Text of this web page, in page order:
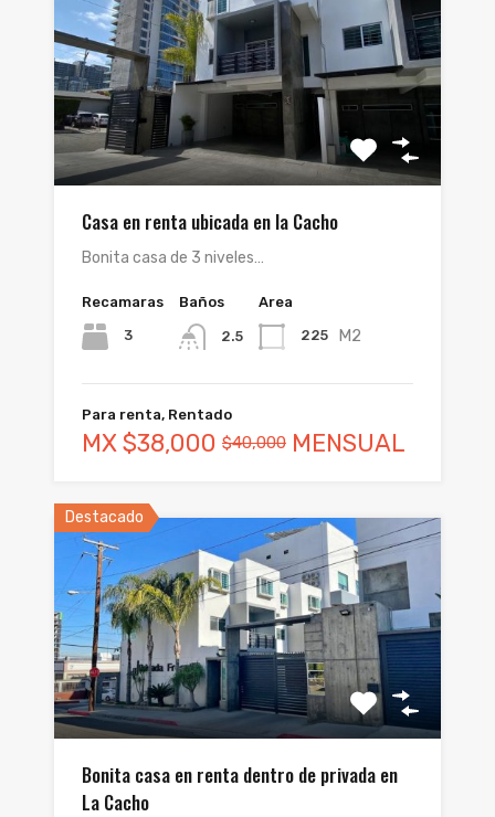
Casa en renta ubicada en la Cacho
Bonita casa de 3 niveles…
Recamaras
3
Baños
2.5
Area
225 M2
Para renta, Rentado
MX$38,000 $40,000 MENSUAL
Destacado
Bonita casa en renta dentro de privada en
La Cacho